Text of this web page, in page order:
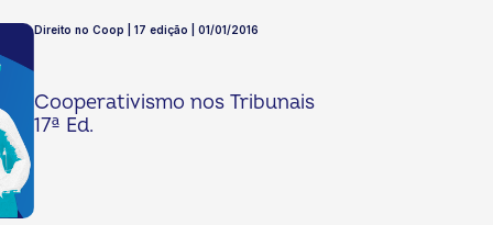
Direito no Coop | 17 edição | 01/01/2016
Cooperativismo nos Tribunais
17ª Ed.